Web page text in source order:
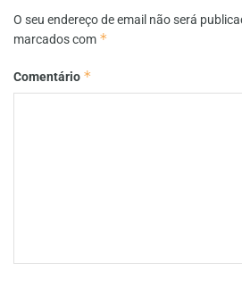
O seu endereço de email não será
marcados com *
Comentário *